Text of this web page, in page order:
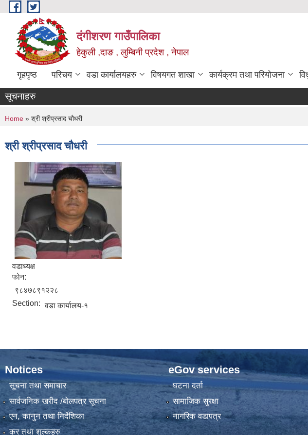
Skip to main content
दंगीशरण गाउँपालिका
हेकुली ,दाङ , लुम्बिनी प्रदेश , नेपाल
गृहपृष्ठ परिचय वडा कार्यालयहरु विषयगत शाखा कार्यक्रम तथा परियोजना
सूचनाहरु
You are here
Home » श्री श्रीप्रसाद चौधरी
श्री श्रीप्रसाद चौधरी
वडाध्यक्ष
फोन:
९८४७८९१२२८
Section: वडा कार्यालय-१
Notices
सूचना तथा समाचार
सार्वजनिक खरीद /बोलपत्र सूचना
एन, कानुन तथा निर्देशिका
कर तथा शुल्कहरु
eGov services
घटना दर्ता
सामाजिक सुरक्षा
नागरिक वडापत्र